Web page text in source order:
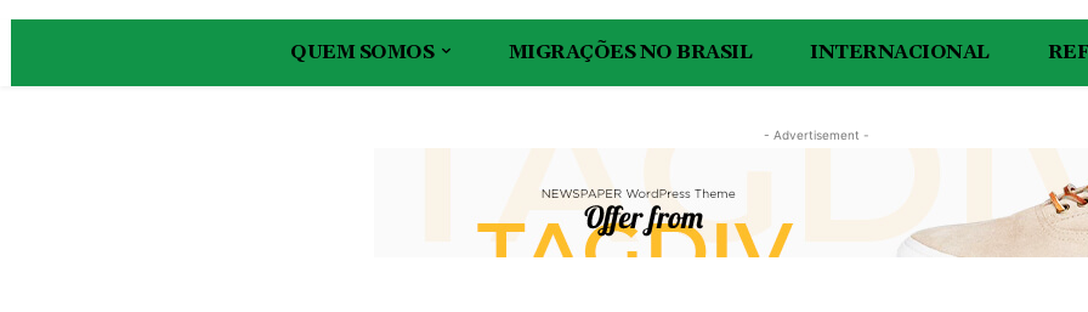
QUEM SOMOS MIGRAÇÕES NO BRASIL INTERNACIONAL
- Advertisement -